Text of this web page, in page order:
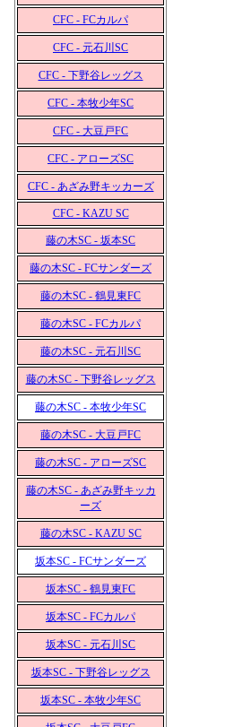
CFC - FCカルパ
CFC - 元石川SC
CFC - 下野谷レッグス
CFC - 本牧少年SC
CFC - 大豆戸FC
CFC - アローズSC
CFC - あざみ野キッカーズ
CFC - KAZU SC
藤の木SC - 坂本SC
藤の木SC - FCサンダーズ
藤の木SC - 鶴見東FC
藤の木SC - FCカルパ
藤の木SC - 元石川SC
藤の木SC - 下野谷レッグス
藤の木SC - 本牧少年SC
藤の木SC - 大豆戸FC
藤の木SC - アローズSC
藤の木SC - あざみ野キッカ
ーズ
藤の木SC - KAZU SC
坂本SC - FCサンダーズ
坂本SC - 鶴見東FC
坂本SC - FCカルパ
坂本SC - 元石川SC
坂本SC - 下野谷レッグス
坂本SC - 本牧少年SC